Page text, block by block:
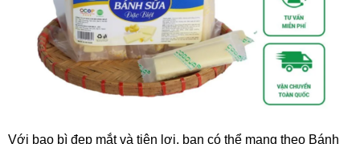
Với bao bì đẹp mắt và tiện lợi, bạn có thể mang theo Bánh